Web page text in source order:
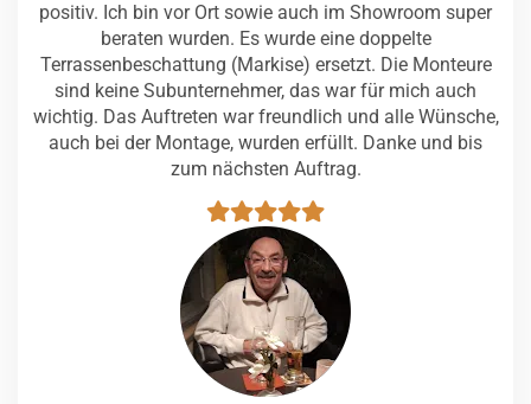
positiv. Ich bin vor Ort sowie auch im Showroom super
beraten wurden. Es wurde eine doppelte
Terrassenbeschattung (Markise) ersetzt. Die Monteure
sind keine Subunternehmer, das war für mich auch
wichtig. Das Auftreten war freundlich und alle Wünsche,
auch bei der Montage, wurden erfüllt. Danke und bis
zum nächsten Auftrag.